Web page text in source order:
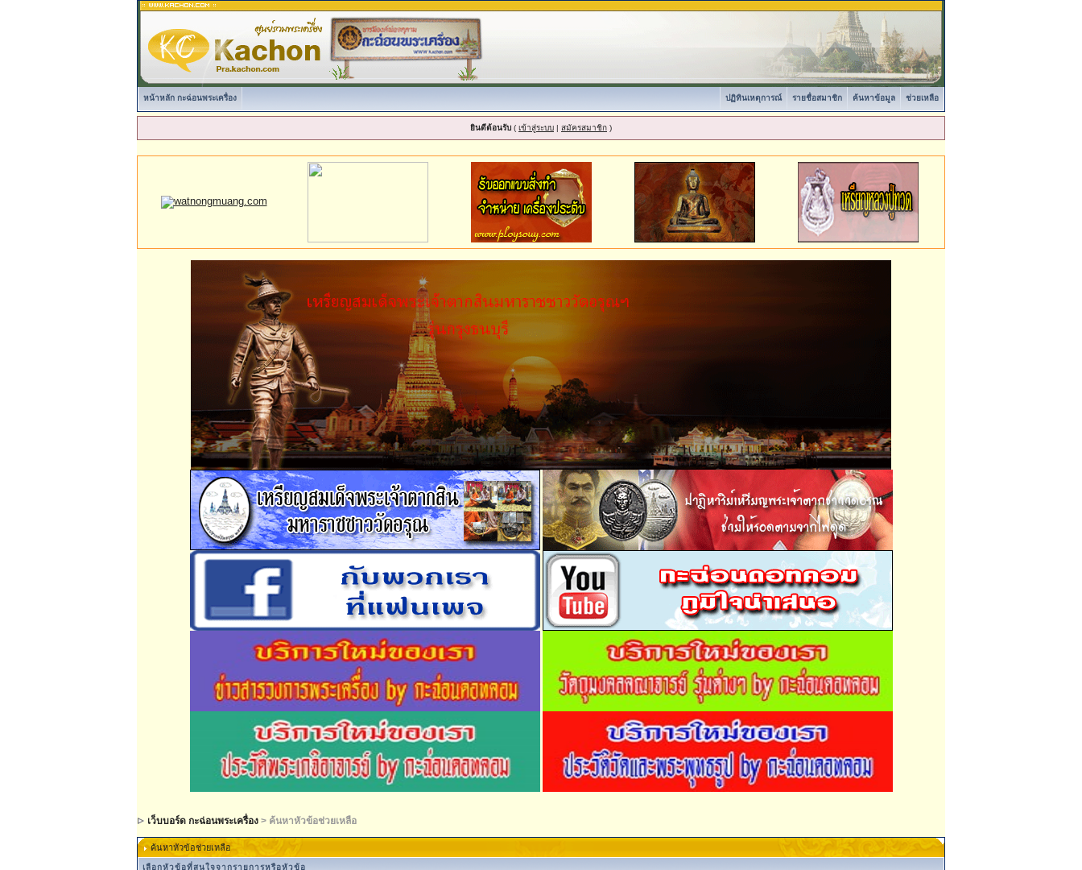
หน้าหลัก กะฉ่อนพระเครื่อง ช่วยเหลือ
ค้นหาข้อมูล
รายชื่อสมาชิก
ปฏิทินเหตุการณ์
ยินดีต้อนรับ ( เข้าสู่ระบบ | สมัครสมาชิก )
เว็บบอร์ด กะฉ่อนพระเครื่อง > ค้นหาหัวข้อช่วยเหลือ
ค้นหาหัวข้อช่วยเหลือ
เลือกหัวข้อที่สนใจจากรายการหรือหัวข้อ